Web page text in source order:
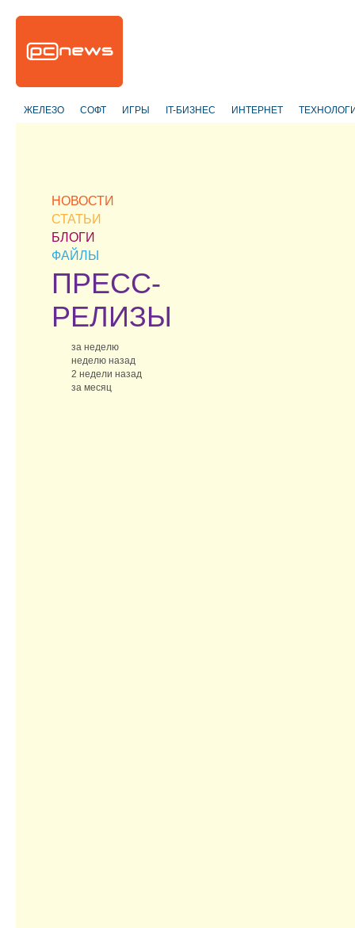
ЖЕЛЕЗО СОФТ ИГРЫ IT-БИЗНЕС ИНТЕРНЕТ
НОВОСТИ
СТАТЬИ
БЛОГИ
ФАЙЛЫ
ПРЕСС-
РЕЛИЗЫ
за неделю
неделю назад
2 недели назад
за месяц